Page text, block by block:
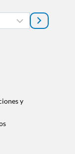
y